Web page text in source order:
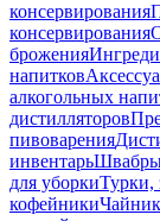
консервирования
консервирования
брожения
напитков
алкогольных
дистилляторов
пивоварения
инвентарь
для уборкиТурки,
кофейники